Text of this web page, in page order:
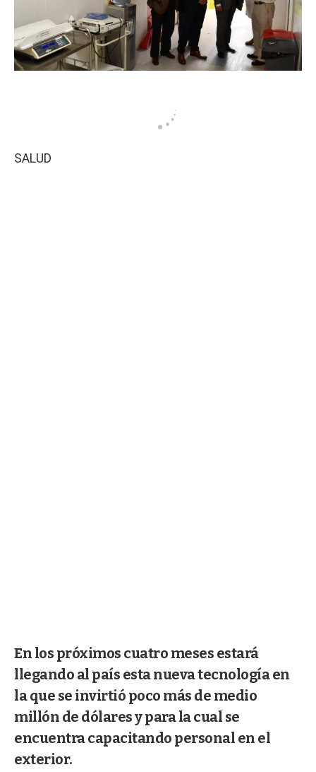
SALUD
En los próximos cuatro meses estará
llegando al país esta nueva tecnología en
la que se invirtió poco más de medio
millón de dólares y para la cual se
encuentra capacitando personal en el
exterior.